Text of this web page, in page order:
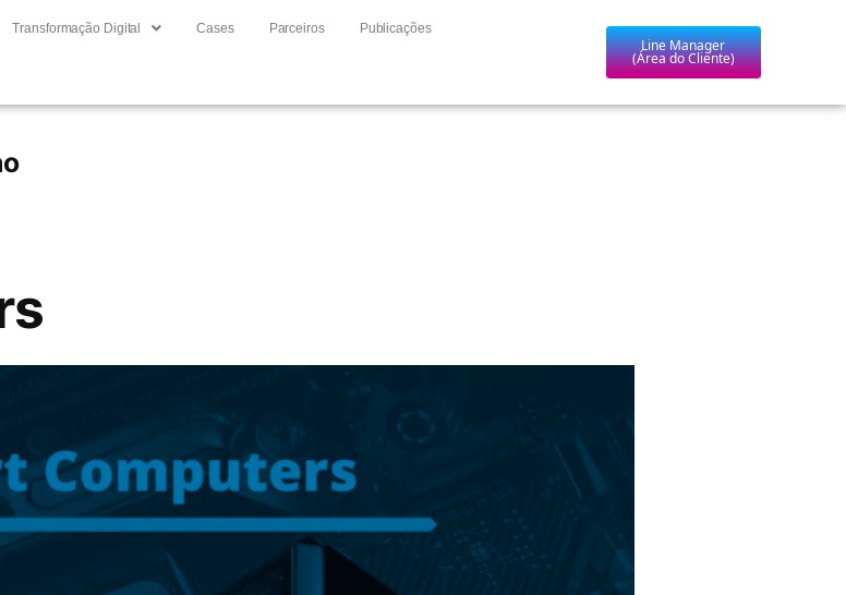
Transformação Digital Cases Parceiros Publicações
Line Manager
(Área do Cliente)